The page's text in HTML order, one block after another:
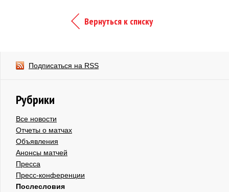
Вернуться к списку
Подписаться на RSS
Рубрики
Все новости
Отчеты о матчах
Объявления
Анонсы матчей
Пресса
Пресс-конференции
Послесловия